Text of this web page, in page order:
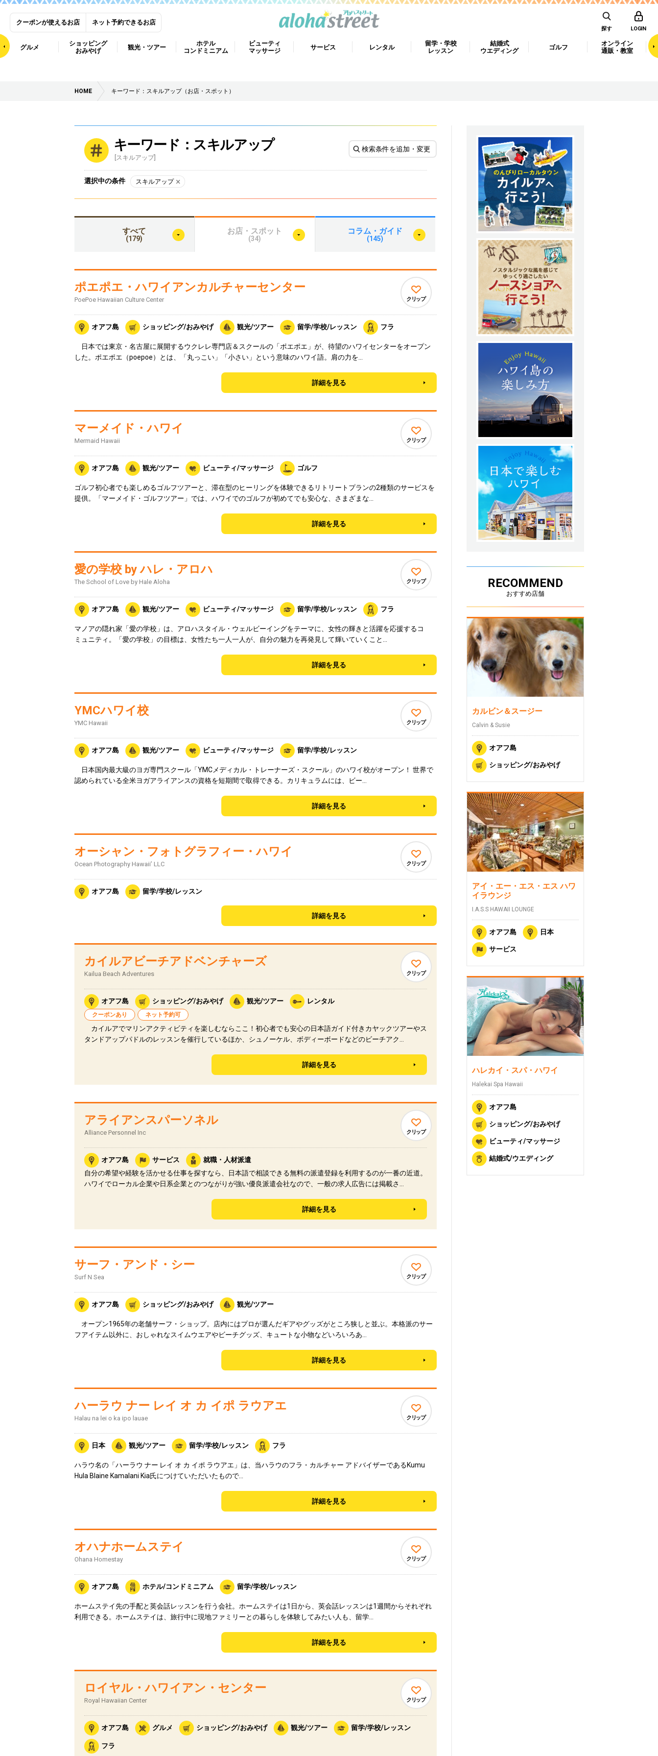
クーポンが使えるお店 ネット予約できるお店
探す LOGIN
グルメ
ショッピング
おみやげ
観光・ツアー
ホテル
コンドミニアム
ビューティ
マッサージ
サービス レンタル
留学・学校
レッスン
結婚式
ウエディング
ゴルフ
オンライン
通販・教室
HOME キーワード：スキルアップ（お店・スポット）
キーワード：スキルアップ
[スキルアップ]
選択中の条件 スキルアップ
検索条件を追加・変更
すべて
(179)
お店・スポット
(34)
コラム・ガイド
(145)
ポエポエ・ハワイアンカルチャーセンター
PoePoe Hawaiian Culture Center クリップ
オアフ島 ショッピング/おみやげ 観光/ツアー 留学/学校/レッスン フラ
日本では東京・名古屋に展開するウクレレ専門店＆スクールの「ポエポエ」が、待望のハワイセンターをオープン
した。ポエポエ（poepoe）とは、「丸っこい」「小さい」という意味のハワイ語。肩の力を…
詳細を見る
マーメイド・ハワイ
Mermaid Hawaii クリップ
オアフ島 観光/ツアー ビューティ/マッサージ ゴルフ
ゴルフ初心者でも楽しめるゴルフツアーと、滞在型のヒーリングを体験できるリトリートプランの2種類のサービスを
提供。「マーメイド・ゴルフツアー」では、ハワイでのゴルフが初めてでも安心な、さまざまな…
詳細を見る
愛の学校 by ハレ・アロハ
The School of Love by Hale Aloha クリップ
オアフ島 観光/ツアー ビューティ/マッサージ 留学/学校/レッスン フラ
マノアの隠れ家「愛の学校」は、アロハスタイル・ウェルビーイングをテーマに、女性の輝きと活躍を応援するコ
ミュニティ。「愛の学校」の目標は、女性たち一人一人が、自分の魅力を再発見して輝いていくこと…
詳細を見る
YMCハワイ校
YMC Hawaii クリップ
オアフ島 観光/ツアー ビューティ/マッサージ 留学/学校/レッスン
日本国内最大級のヨガ専門スクール「YMCメディカル・トレーナーズ・スクール」のハワイ校がオープン！ 世界で
認められている全米ヨガアライアンスの資格を短期間で取得できる。カリキュラムには、ビー…
詳細を見る
オーシャン・フォトグラフィー・ハワイ
Ocean Photography Hawaii’ LLC クリップ
オアフ島 留学/学校/レッスン
詳細を見る
カイルアビーチアドベンチャーズ
Kailua Beach Adventures クリップ
オアフ島 ショッピング/おみやげ 観光/ツアー レンタル
クーポンあり ネット予約可
カイルアでマリンアクティビティを楽しむならここ！初心者でも安心の日本語ガイド付きカヤックツアーやス
タンドアップパドルのレッスンを催行しているほか、シュノーケル、ボディーボードなどのビーチアク…
詳細を見る
アライアンスパーソネル
Alliance Personnel Inc クリップ
オアフ島 サービス
就職・人材派遣
自分の希望や経験を活かせる仕事を探すなら、日本語で相談できる無料の派遣登録を利用するのが一番の近道。
ハワイでローカル企業や日系企業とのつながりが強い優良派遣会社なので、一般の求人広告には掲載さ…
詳細を見る
サーフ・アンド・シー
Surf N Sea クリップ
オアフ島 ショッピング/おみやげ 観光/ツアー
オープン1965年の老舗サーフ・ショップ。店内にはプロが選んだギアやグッズがところ狭しと並ぶ。本格派のサー
フアイテム以外に、おしゃれなスイムウエアやビーチグッズ、キュートな小物などいろいろあ…
詳細を見る
ハーラウ ナー レイ オ カ イポ ラウアエ
Halau na lei o ka ipo lauae クリップ
日本 観光/ツアー 留学/学校/レッスン フラ
ハラウ名の「ハーラウ ナー レイ オ カ イポ ラウアエ」は、当ハラウのフラ・カルチャー アドバイザーであるKumu
Hula Blaine Kamalani Kia氏につけていただいたもので…
詳細を見る
オハナホームステイ
Ohana Homestay クリップ
オアフ島 ホテル/コンドミニアム 留学/学校/レッスン
ホームステイ先の手配と英会話レッスンを行う会社。ホームステイは1日から、英会話レッスンは1週間からそれぞれ
利用できる。ホームステイは、旅行中に現地ファミリーとの暮らしを体験してみたい人も、留学…
詳細を見る
ロイヤル・ハワイアン・センター
Royal Hawaiian Center クリップ
オアフ島 グルメ ショッピング/おみやげ 観光/ツアー 留学/学校/レッスン
フラ
RECOMMEND
おすすめ店舗
カルビン＆スージー
Calvin & Susie
オアフ島
ショッピング/おみやげ
アイ・エー・エス・エス ハワ
イラウンジ
I.A.S.S HAWAII LOUNGE
オアフ島 日本
サービス
ハレカイ・スパ・ハワイ
Halekai Spa Hawaii
オアフ島
ショッピング/おみやげ
ビューティ/マッサージ
結婚式/ウエディング